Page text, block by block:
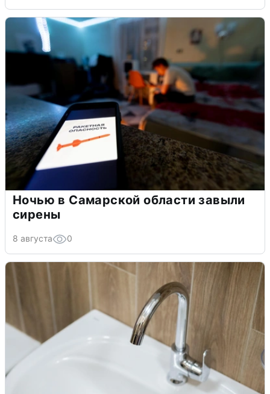
Ночью в Самарской области завыли
сирены
8 августа 0